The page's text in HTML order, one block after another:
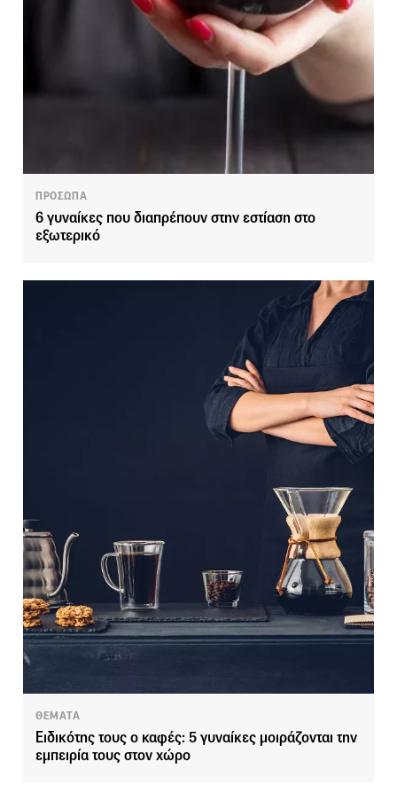
ΠΡΟΣΩΠΑ
6 γυναίκες που διαπρέπουν στην εστίαση στο
εξωτερικό
ΘΕΜΑΤΑ
Ειδικότης τους ο καφές: 5 γυναίκες μοιράζονται την
εμπειρία τους στον χώρο